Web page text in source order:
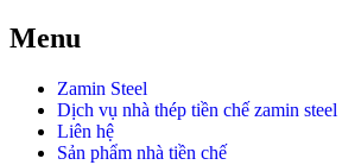
Menu
Zamin Steel
Dịch vụ nhà thép tiền chế zamin steel
Liên hệ
Sản phẩm nhà tiền chế